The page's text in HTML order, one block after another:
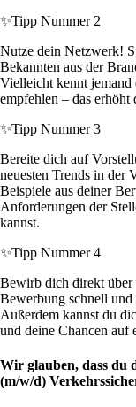
✨Tipp Nummer 2
Nutze dein Netzwerk!
Bekannten aus der
Vielleicht kennt jemand
empfehlen – das erhöht
✨Tipp Nummer 3
Bereite dich auf
neuesten Trends in der
Beispiele aus deiner
Anforderungen der
kannst.
✨Tipp Nummer 4
Bewirb dich direkt über
Bewerbung schnell
Außerdem kannst du
und deine Chancen auf
Wir glauben, dass du
(m/w/d)